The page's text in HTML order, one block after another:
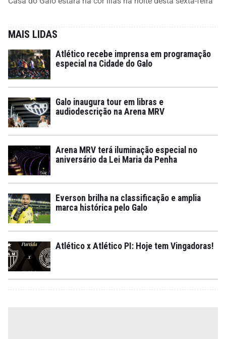
MAIS LIDAS
Atlético recebe imprensa em programação
especial na Cidade do Galo
Galo inaugura tour em libras e
audiodescrição na Arena MRV
Arena MRV terá iluminação especial no
aniversário da Lei Maria da Penha
Everson brilha na classificação e amplia
marca histórica pelo Galo
Atlético x Atlético PI: Hoje tem Vingadoras!